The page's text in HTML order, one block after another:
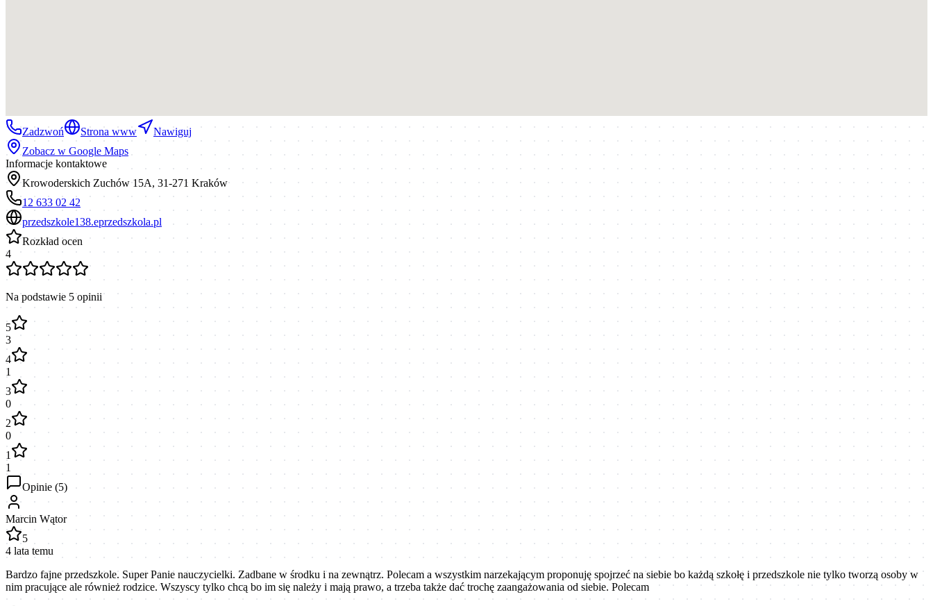
Zadzwoń Strona www
Nawiguj
Zobacz w Google Maps
Informacje kontaktowe
Krowoderskich Zuchów 15A, 31-271 Kraków
12 633 02 42
przedszkole138.eprzedszkola.pl
Rozkład ocen
4
Na podstawie 5opinii
5
3
4
1
3
0
2
0
1
1
Opinie (5)
Marcin Wątor
5
4 lata temu
Bardzo fajne przedszkole. Super Panie nauczycielki. Zadbane w środku i na zewnątrz. Polecam a wszystkim narzekającym proponuję spojrzeć na siebie bo każdą szkołę i przedszkole nie tylko tworzą osoby w
nim pracujące ale również rodzice. Wszyscy tylko chcą bo im się należy i mają prawo, a trzeba także dać trochę zaangażowania od siebie. Polecam